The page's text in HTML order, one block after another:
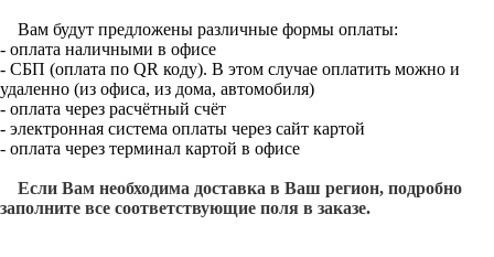
Вам будут предложены различные формы оплаты:
- оплата наличными в офисе
- СБП (оплата по QR коду). В этом случае оплатить можно и
удаленно (из офиса, из дома, автомобиля)
- оплата через расчётный счёт
- электронная система оплаты через сайт картой
- оплата через терминал картой в офисе
Если Вам необходима доставка в Ваш регион, подробно
заполните все соответствующие поля в заказе.